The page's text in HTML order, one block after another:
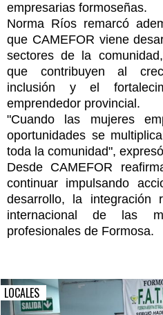
empresarias formoseñas.
Norma Ríos remarcó
que CAMEFOR viene
sectores de la
que contribuyen al
inclusión y el
emprendedor provincial.
"Cuando las mujeres
oportunidades se
toda la comunidad",
Desde CAMEFOR
continuar impulsando
desarrollo, la integración
internacional de las
profesionales de Formosa.
LOCALES